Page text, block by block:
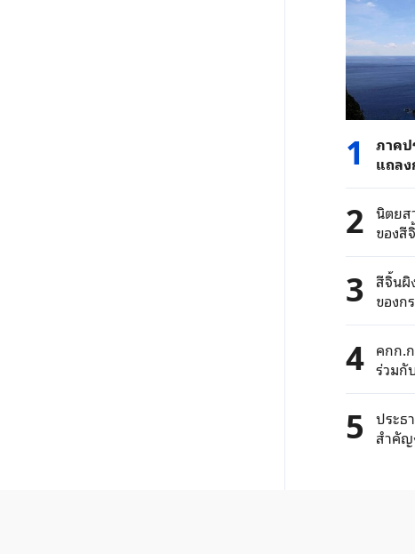
1
ภาคป
แถล
พรรค
2 นิตย
ของสี
มีสุข
3 สีจิ้นผิ
ของก
สร้าง
ยิ่งขึ้
4 คกก.
ร่วมกั
ประธ
สุนท
5 ประธ
สำคัญ